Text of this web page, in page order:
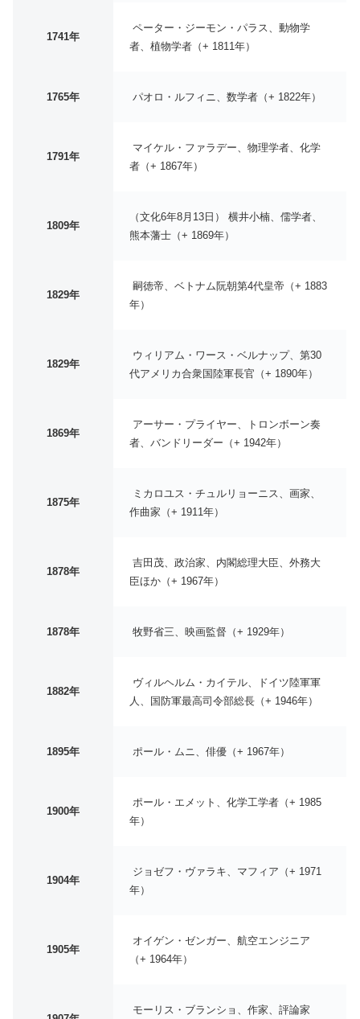
1741年
ペーター・ジーモン・パラス、動物学
者、植物学者（+ 1811年）
1765年 パオロ・ルフィニ、数学者（+ 1822年）
1791年
マイケル・ファラデー、物理学者、化学
者（+ 1867年）
1809年
（文化6年8月13日） 横井小楠、儒学者、
熊本藩士（+ 1869年）
1829年
嗣徳帝、ベトナム阮朝第4代皇帝（+ 1883
年）
1829年
ウィリアム・ワース・ベルナップ、第30
代アメリカ合衆国陸軍長官（+ 1890年）
1869年
アーサー・プライヤー、トロンボーン奏
者、バンドリーダー（+ 1942年）
1875年
ミカロユス・チュルリョーニス、画家、
作曲家（+ 1911年）
1878年
吉田茂、政治家、内閣総理大臣、外務大
臣ほか（+ 1967年）
1878年 牧野省三、映画監督（+ 1929年）
1882年
ヴィルヘルム・カイテル、ドイツ陸軍軍
人、国防軍最高司令部総長（+ 1946年）
1895年 ポール・ムニ、俳優（+ 1967年）
1900年
ポール・エメット、化学工学者（+ 1985
年）
1904年
ジョゼフ・ヴァラキ、マフィア（+ 1971
年）
1905年
オイゲン・ゼンガー、航空エンジニア
（+ 1964年）
モーリス・ブランショ、作家、評論家